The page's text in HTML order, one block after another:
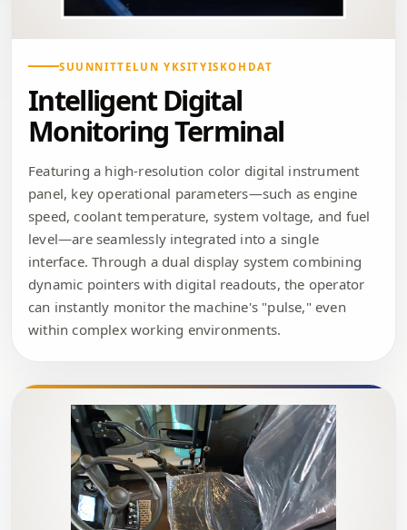
SUUNNITTELUN YKSITYISKOHDAT
Intelligent Digital
Monitoring Terminal
Featuring a high-resolution color digital instrument
panel, key operational parameters—such as engine
speed, coolant temperature, system voltage, and fuel
level—are seamlessly integrated into a single
interface. Through a dual display system combining
dynamic pointers with digital readouts, the operator
can instantly monitor the machine's "pulse," even
within complex working environments.